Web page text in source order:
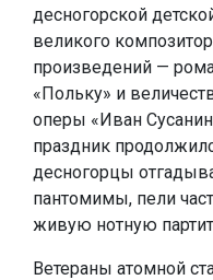
десногорской
великого
произведений —
«Польку» и
оперы «Иван
праздник
десногорцы
пантомимы, пели
живую нотную
Ветераны атомной